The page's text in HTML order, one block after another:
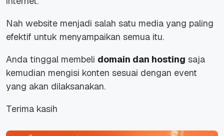
Nah website menjadi salah satu media yang paling
efektif untuk menyampaikan semua itu.
Anda tinggal membeli domain dan hosting saja
kemudian mengisi konten sesuai dengan event
yang akan dilaksanakan.
Terima kasih